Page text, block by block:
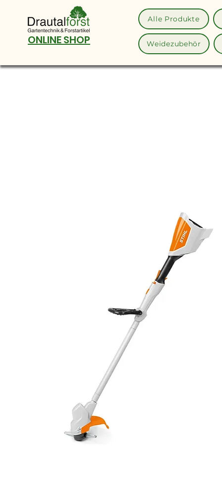
ONLINE SHOP
Alle Produkte
Weidezubehör